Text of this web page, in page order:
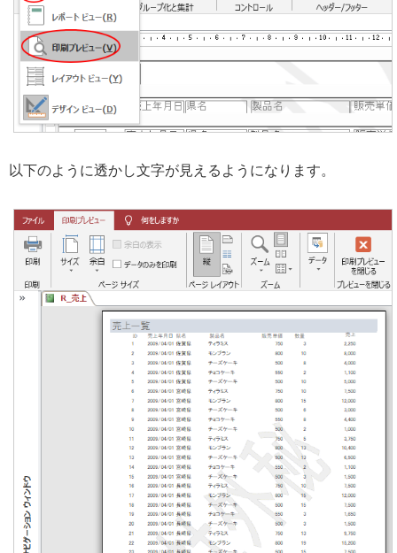
以下のように透かし文字が見えるようになります。